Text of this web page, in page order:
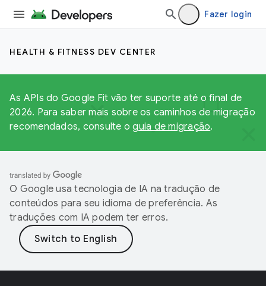
Fazer login
HEALTH & FITNESS DEV CENTER
As APIs do Google Fit vão ter suporte até o final de
2026. Para saber mais sobre os caminhos de migração
recomendados, consulte oguia de migração.
O Google usa tecnologia de IA na tradução de
conteúdos para seu idioma de preferência. As
traduções com IA podem ter erros.